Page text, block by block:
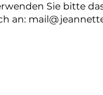
Sie bitte
an: